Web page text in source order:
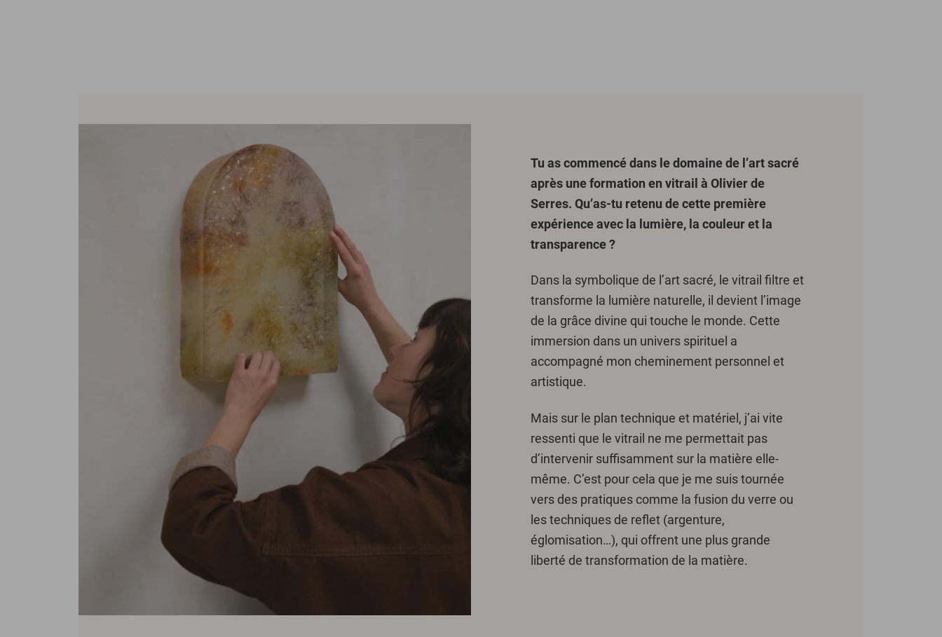
Tu as commencé dans le domaine de l’art sacré
après une formation en vitrail à Olivier de
Serres. Qu’as-tu retenu de cette première
expérience avec la lumière, la couleur et la
transparence ?
Dans la symbolique de l’art sacré, le vitrail filtre et
transforme la lumière naturelle, il devient l’image
de la grâce divine qui touche le monde. Cette
immersion dans un univers spirituel a
accompagné mon cheminement personnel et
artistique.
Mais sur le plan technique et matériel, j’ai vite
ressenti que le vitrail ne me permettait pas
d’intervenir suffisamment sur la matière elle-
même. C’est pour cela que je me suis tournée
vers des pratiques comme la fusion du verre ou
les techniques de reflet (argenture,
églomisation…), qui offrent une plus grande
liberté de transformation de la matière.